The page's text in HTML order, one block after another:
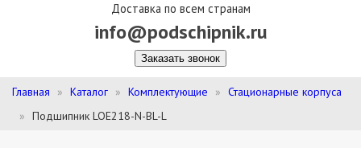
Доставка по всем странам
info@podschipnik.ru
Заказать звонок
Главная Каталог Комплектующие
Стационарные корпуса
Подшипник LOE218-N-BL-L